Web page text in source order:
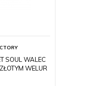
SOUL WALEC
WELUR